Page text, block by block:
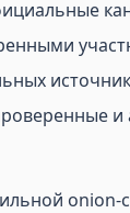
и
onion-